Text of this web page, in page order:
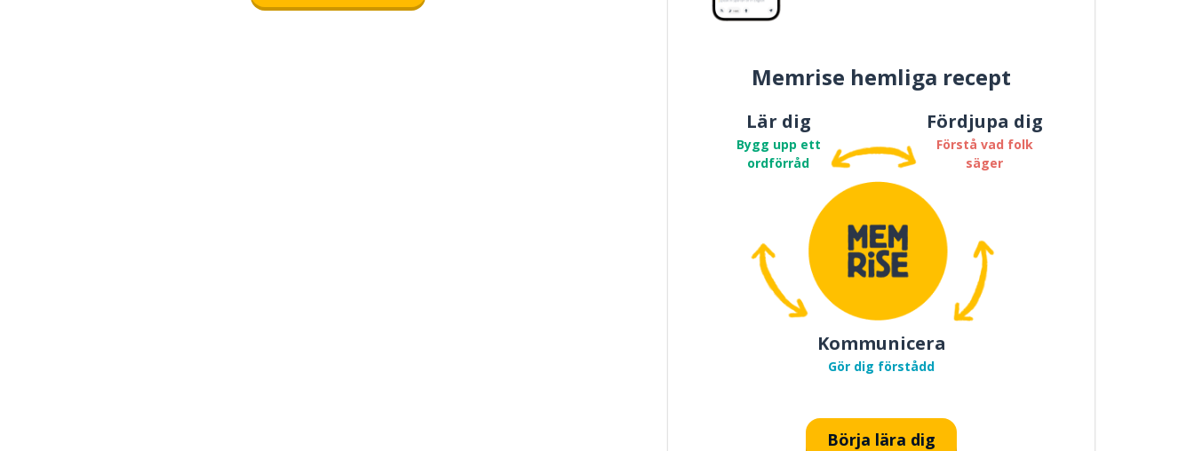
Memrise hemliga recept
Lär dig
Bygg upp ett
ordförråd
Fördjupa dig
Förstå vad folk
säger
Kommunicera
Gör dig förstådd
Börja lära dig